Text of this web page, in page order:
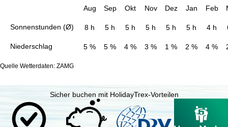
Sonnenstunden (Ø)
Niederschlag
Aug Sep Okt Nov Dez Jan Feb
8 h 5 h 5 h 5 h 5 h 5 h 4 h
5 % 5 % 4 % 3 % 1 % 2 % 4 %
Quelle Wetterdaten: ZAMG
Sicher buchen mit HolidayTrex-Vorteilen